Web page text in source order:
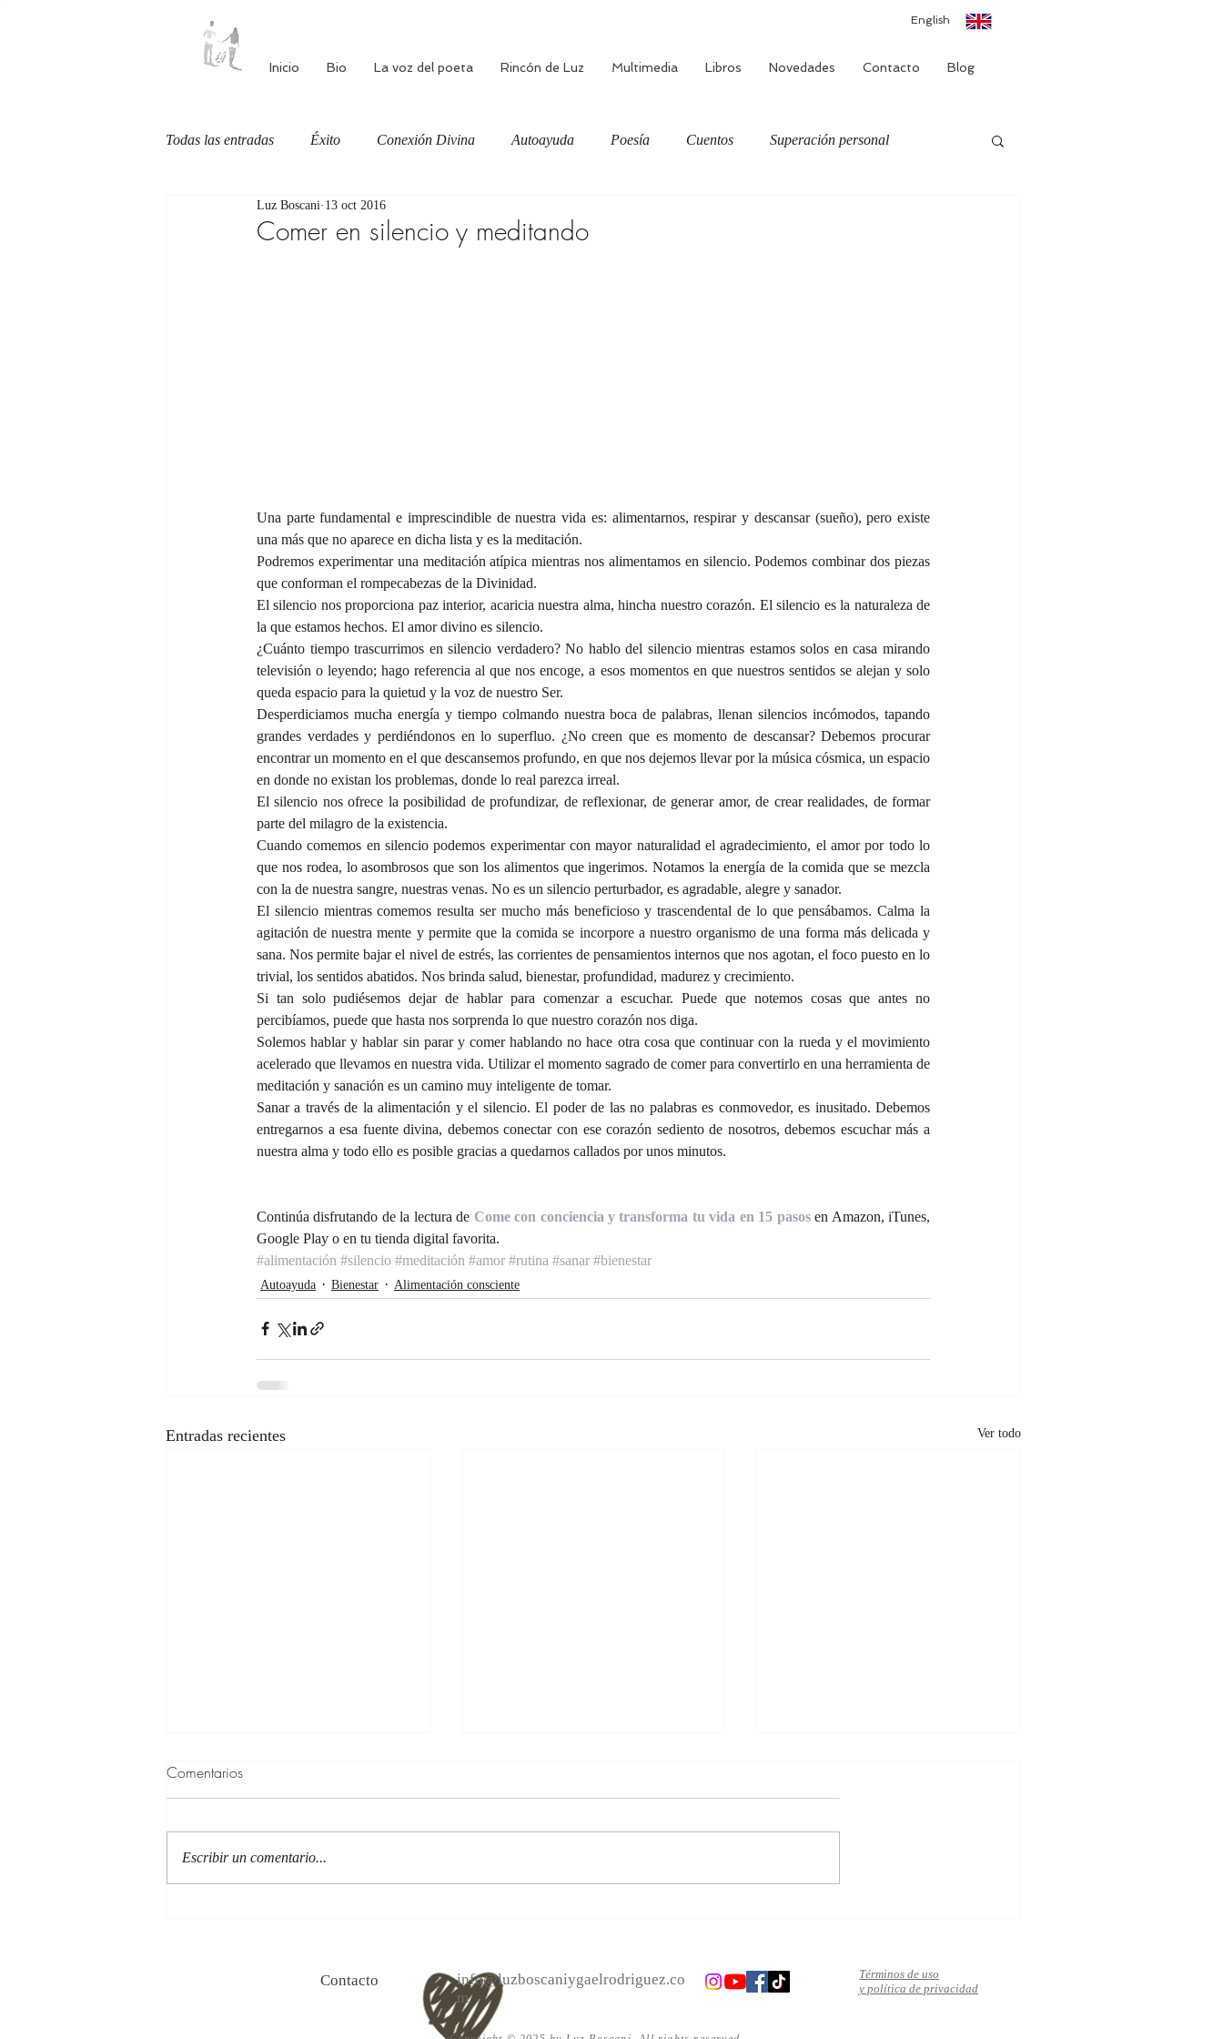
English
Inicio Bio La voz del poeta Rincón de Luz Multimedia Libros Novedades Contacto Blog
Todas las entradas Éxito Conexión Divina Autoayuda Poesía Cuentos Superación personal
Autoestima Alimentación consciente
Comer en silencio y meditando
Luz Boscani 13 oct 2016
Una parte fundamental e imprescindible de nuestra vida es: alimentarnos, respirar y descansar (sueño), pero existe
una más que no aparece en dicha lista y es la meditación.
Podremos experimentar una meditación atípica mientras nos alimentamos en silencio. Podemos combinar dos piezas
que conforman el rompecabezas de la Divinidad.
El silencio nos proporciona paz interior, acaricia nuestra alma, hincha nuestro corazón. El silencio es la naturaleza de
la que estamos hechos. El amor divino es silencio.
¿Cuánto tiempo trascurrimos en silencio verdadero? No hablo del silencio mientras estamos solos en casa mirando
televisión o leyendo; hago referencia al que nos encoge, a esos momentos en que nuestros sentidos se alejan y solo
queda espacio para la quietud y la voz de nuestro Ser.
Desperdiciamos mucha energía y tiempo colmando nuestra boca de palabras, llenan silencios incómodos, tapando
grandes verdades y perdiéndonos en lo superfluo. ¿No creen que es momento de descansar? Debemos procurar
encontrar un momento en el que descansemos profundo, en que nos dejemos llevar por la música cósmica, un espacio
en donde no existan los problemas, donde lo real parezca irreal.
El silencio nos ofrece la posibilidad de profundizar, de reflexionar, de generar amor, de crear realidades, de formar
parte del milagro de la existencia.
Cuando comemos en silencio podemos experimentar con mayor naturalidad el agradecimiento, el amor por todo lo
que nos rodea, lo asombrosos que son los alimentos que ingerimos. Notamos la energía de la comida que se mezcla
con la de nuestra sangre, nuestras venas. No es un silencio perturbador, es agradable, alegre y sanador.
El silencio mientras comemos resulta ser mucho más beneficioso y trascendental de lo que pensábamos. Calma la
agitación de nuestra mente y permite que la comida se incorpore a nuestro organismo de una forma más delicada y
sana. Nos permite bajar el nivel de estrés, las corrientes de pensamientos internos que nos agotan, el foco puesto en lo
trivial, los sentidos abatidos. Nos brinda salud, bienestar, profundidad, madurez y crecimiento.
Si tan solo pudiésemos dejar de hablar para comenzar a escuchar. Puede que notemos cosas que antes no
percibíamos, puede que hasta nos sorprenda lo que nuestro corazón nos diga.
Solemos hablar y hablar sin parar y comer hablando no hace otra cosa que continuar con la rueda y el movimiento
acelerado que llevamos en nuestra vida. Utilizar el momento sagrado de comer para convertirlo en una herramienta de
meditación y sanación es un camino muy inteligente de tomar.
Sanar a través de la alimentación y el silencio. El poder de las no palabras es conmovedor, es inusitado. Debemos
entregarnos a esa fuente divina, debemos conectar con ese corazón sediento de nosotros, debemos escuchar más a
nuestra alma y todo ello es posible gracias a quedarnos callados por unos minutos.
Continúa disfrutando de la lectura de Come con conciencia y transforma tu vida en 15 pasos en Amazon, iTunes,
Google Play o en tu tienda digital favorita.
#alimentación #silencio #meditación #amor #rutina #sanar #bienestar
Autoayuda Bienestar Alimentación consciente
Entradas recientes Ver todo
Comentarios
Escribir un comentario...
Contacto
info@luzboscaniygaelrodriguez.co
m
Términos de uso
y política de privacidad